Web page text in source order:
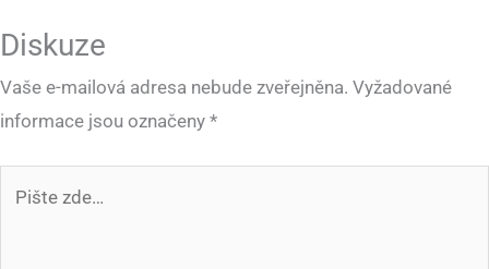
Diskuze
Vaše e-mailová adresa nebude zveřejněna. Vyžadované
informace jsou označeny *